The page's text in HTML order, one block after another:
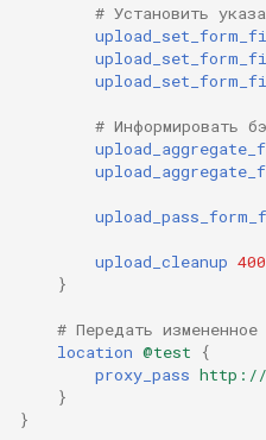
# Установить
# Информировать
upload_cleanup 400
}
# Передать
location @test
{
proxy_pass http://
}
}